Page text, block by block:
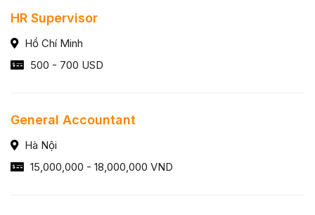
HR Supervisor
Hồ Chí Minh
500 - 700 USD
General Accountant
Hà Nội
15,000,000 - 18,000,000 VND